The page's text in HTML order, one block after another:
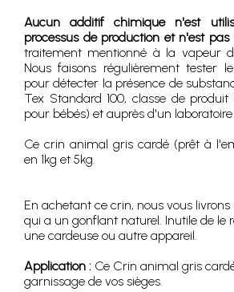
Aucun additif chimique n'est
processus de production et n'est pas
traitement mentionné à la vapeur
Nous faisons régulièrement tester
pour détecter la présence de
Tex Standard 100, classe de produit
pour bébés) et auprès d'un laboratoire
Ce crin animal gris cardé (prêt à
en 1kg et 5kg.
En achetant ce crin, nous vous
qui a un gonflant naturel. Inutile de le
une cardeuse ou autre appareil.
Application : Ce Crin animal gris
garnissage de vos sièges.